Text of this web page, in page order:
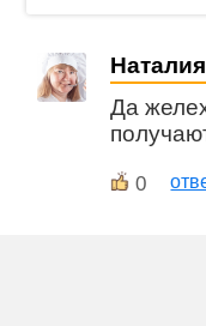
Да
0